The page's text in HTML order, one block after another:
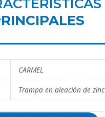
CARMEL
Trampa en aleación de zinc